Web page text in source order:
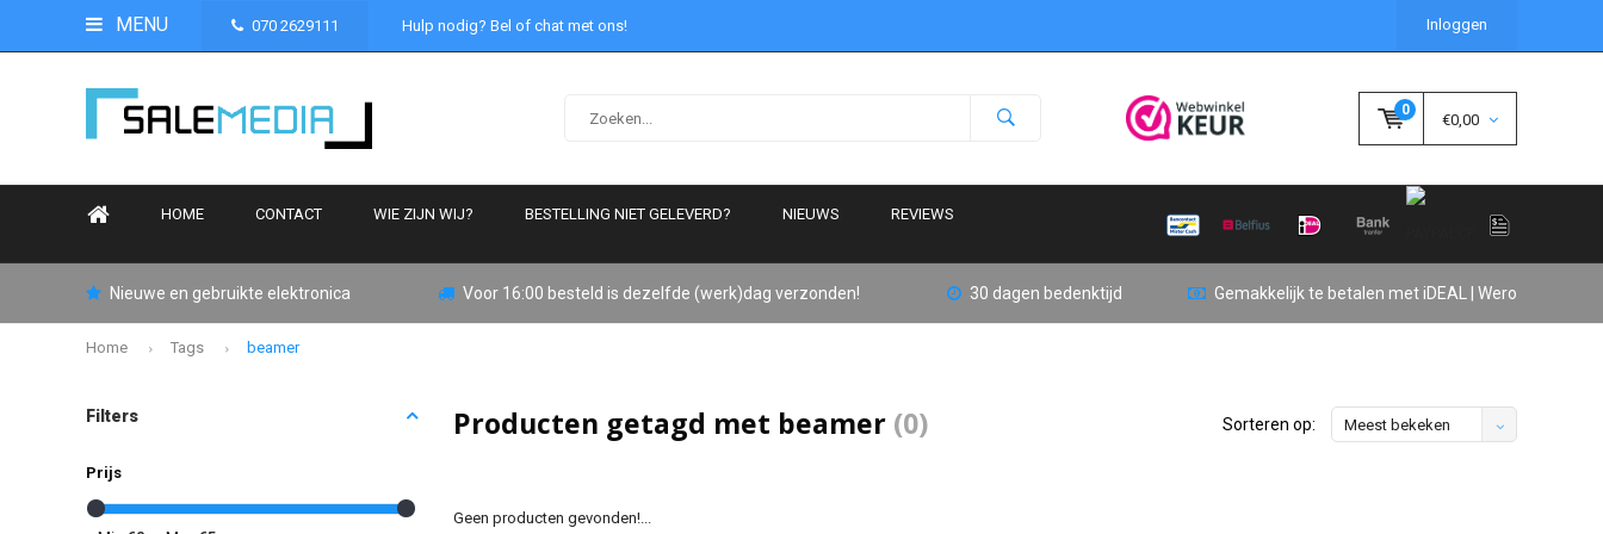
MENU 070 2629111 Hulp nodig? Bel of chat met ons! Inloggen
0
€0,00
HOME CONTACT WIE ZIJN WIJ? BESTELLING NIET GELEVERD? NIEUWS REVIEWS
Nieuwe en gebruikte elektronica Voor 16:00 besteld is dezelfde (werk)dag verzonden! 30 dagen bedenktijd Gemakkelijk te betalen met iDEAL | Wero
Home Tags beamer
Filters
Prijs
Producten getagd met beamer (0) Sorteren op: Meest bekeken
Geen producten gevonden!...